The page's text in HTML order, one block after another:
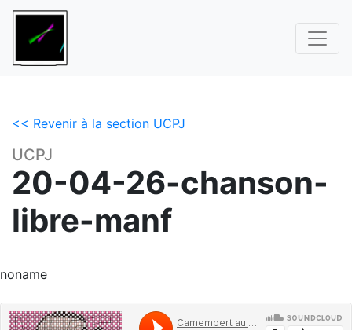
<< Revenir à la section UCPJ
UCPJ
20-04-26-chanson-
libre-manf
noname